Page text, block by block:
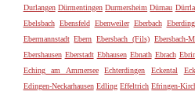
Durlangen Dürmentingen Durmersheim Dürnau
Ebelsbach Ebensfeld Ebenweiler Eberbach
Ebermannstadt Ebern Ebersbach (Fils) Ebersbach-
Ebershausen Eberstadt Ebhausen Ebnath Ebrach
Eching am Ammersee
Echterdingen Eckental
Edingen-Neckarhausen Edling Effeltrich Efringen-